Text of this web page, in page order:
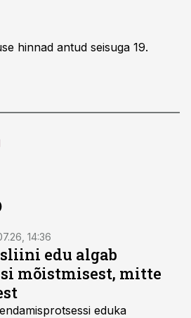
hinnad antud seisuga 19.
14:36
edu algab
mõistmisest, mitte
eduka